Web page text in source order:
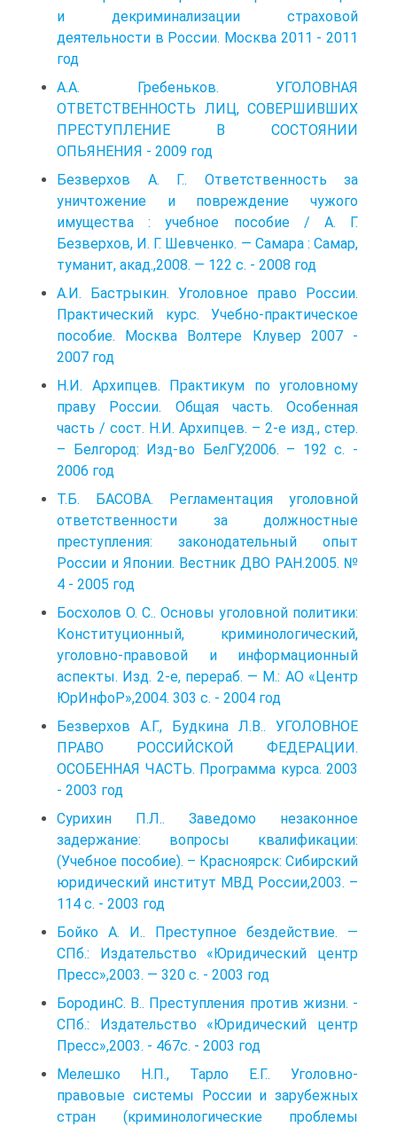
и декриминализации страховой
деятельности в России. Москва 2011 - 2011
год
А.А. Гребеньков. УГОЛОВНАЯ
ОТВЕТСТВЕННОСТЬ ЛИЦ, СОВЕРШИВШИХ
ПРЕСТУПЛЕНИЕ В СОСТОЯНИИ
ОПЬЯНЕНИЯ - 2009 год
Безверхов А. Г.. Ответственность за
уничтожение и повреждение чужого
имущества : учебное пособие / А. Г.
Безверхов, И. Г. Шевченко. — Самара : Самар,
туманит, акад.,2008. — 122 с. - 2008 год
А.И. Бастрыкин. Уголовное право России.
Практический курс. Учебно-практическое
пособие. Москва Волтере Клувер 2007 -
2007 год
Н.И. Архипцев. Практикум по уголовному
праву России. Общая часть. Особенная
часть / сост. Н.И. Архипцев. – 2-е изд., стер.
– Белгород: Изд-во БелГУ,2006. – 192 с. -
2006 год
Т.Б. БАСОВА. Регламентация уголовной
ответственности за должностные
преступления: законодательный опыт
России и Японии. Вестник ДВО РАН.2005. №
4 - 2005 год
Босхолов О. С.. Основы уголовной политики:
Конституционный, криминологический,
уголовно-правовой и информационный
аспекты. Изд. 2-е, перераб. — М.: АО «Центр
ЮрИнфоР»,2004. 303 с. - 2004 год
Безверхов А.Г., Будкина Л.В.. УГОЛОВНОЕ
ПРАВО РОССИЙСКОЙ ФЕДЕРАЦИИ.
ОСОБЕННАЯ ЧАСТЬ. Программа курса. 2003
- 2003 год
Сурихин П.Л.. Заведомо незаконное
задержание: вопросы квалификации:
(Учебное пособие). – Красноярск: Сибирский
юридический институт МВД России,2003. –
114 с. - 2003 год
Бойко А. И.. Преступное бездействие. —
СПб.: Издательство «Юридический центр
Пресс»,2003. — 320 с. - 2003 год
БородинС. В.. Преступления против жизни. -
СПб.: Издательство «Юридический центр
Пресс»,2003. - 467с. - 2003 год
Мелешко Н.П., Тарло Е.Г.. Уголовно-
правовые системы России и зарубежных
стран (криминологические проблемы